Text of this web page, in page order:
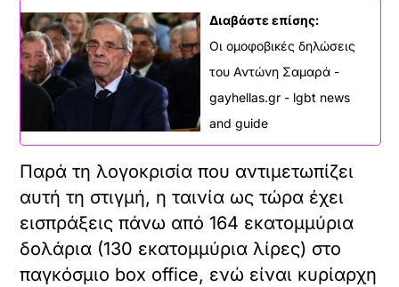
Διαβάστε επίσης:
Οι ομοφοβικές δηλώσεις
του Αντώνη Σαμαρά -
gayhellas.gr - lgbt news
and guide
Παρά τη λογοκρισία που αντιμετωπίζει
αυτή τη στιγμή, η ταινία ως τώρα έχει
εισπράξεις πάνω από 164 εκατομμύρια
δολάρια (130 εκατομμύρια λίρες) στο
παγκόσμιο box office, ενώ είναι κυρίαρχη